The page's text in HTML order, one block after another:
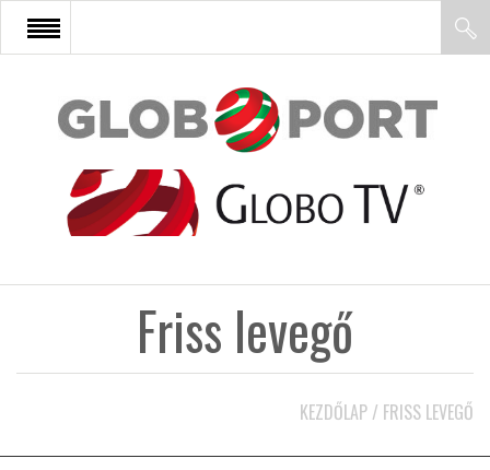
FŐOLDAL
AFRIKA
Friss levegő
KEZDŐLAP / FRISS LEVEGŐ